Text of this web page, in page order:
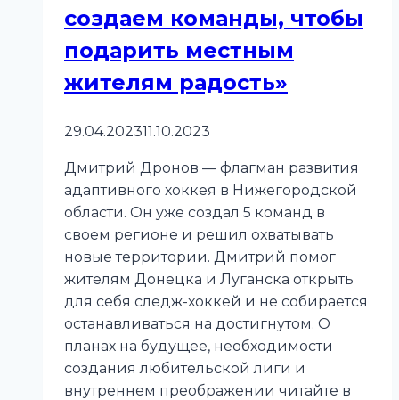
создаем команды, чтобы
подарить местным
жителям радость»
29.04.202311.10.2023
Дмитрий Дронов — флагман развития
адаптивного хоккея в Нижегородской
области. Он уже создал 5 команд в
своем регионе и решил охватывать
новые территории. Дмитрий помог
жителям Донецка и Луганска открыть
для себя следж-хоккей и не собирается
останавливаться на достигнутом. О
планах на будущее, необходимости
создания любительской лиги и
внутреннем преображении читайте в